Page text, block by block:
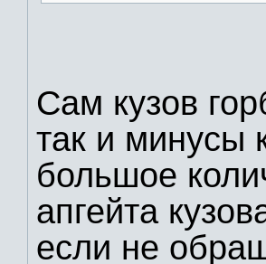
Сам кузов
так и минусы
большое
апгейта
если не